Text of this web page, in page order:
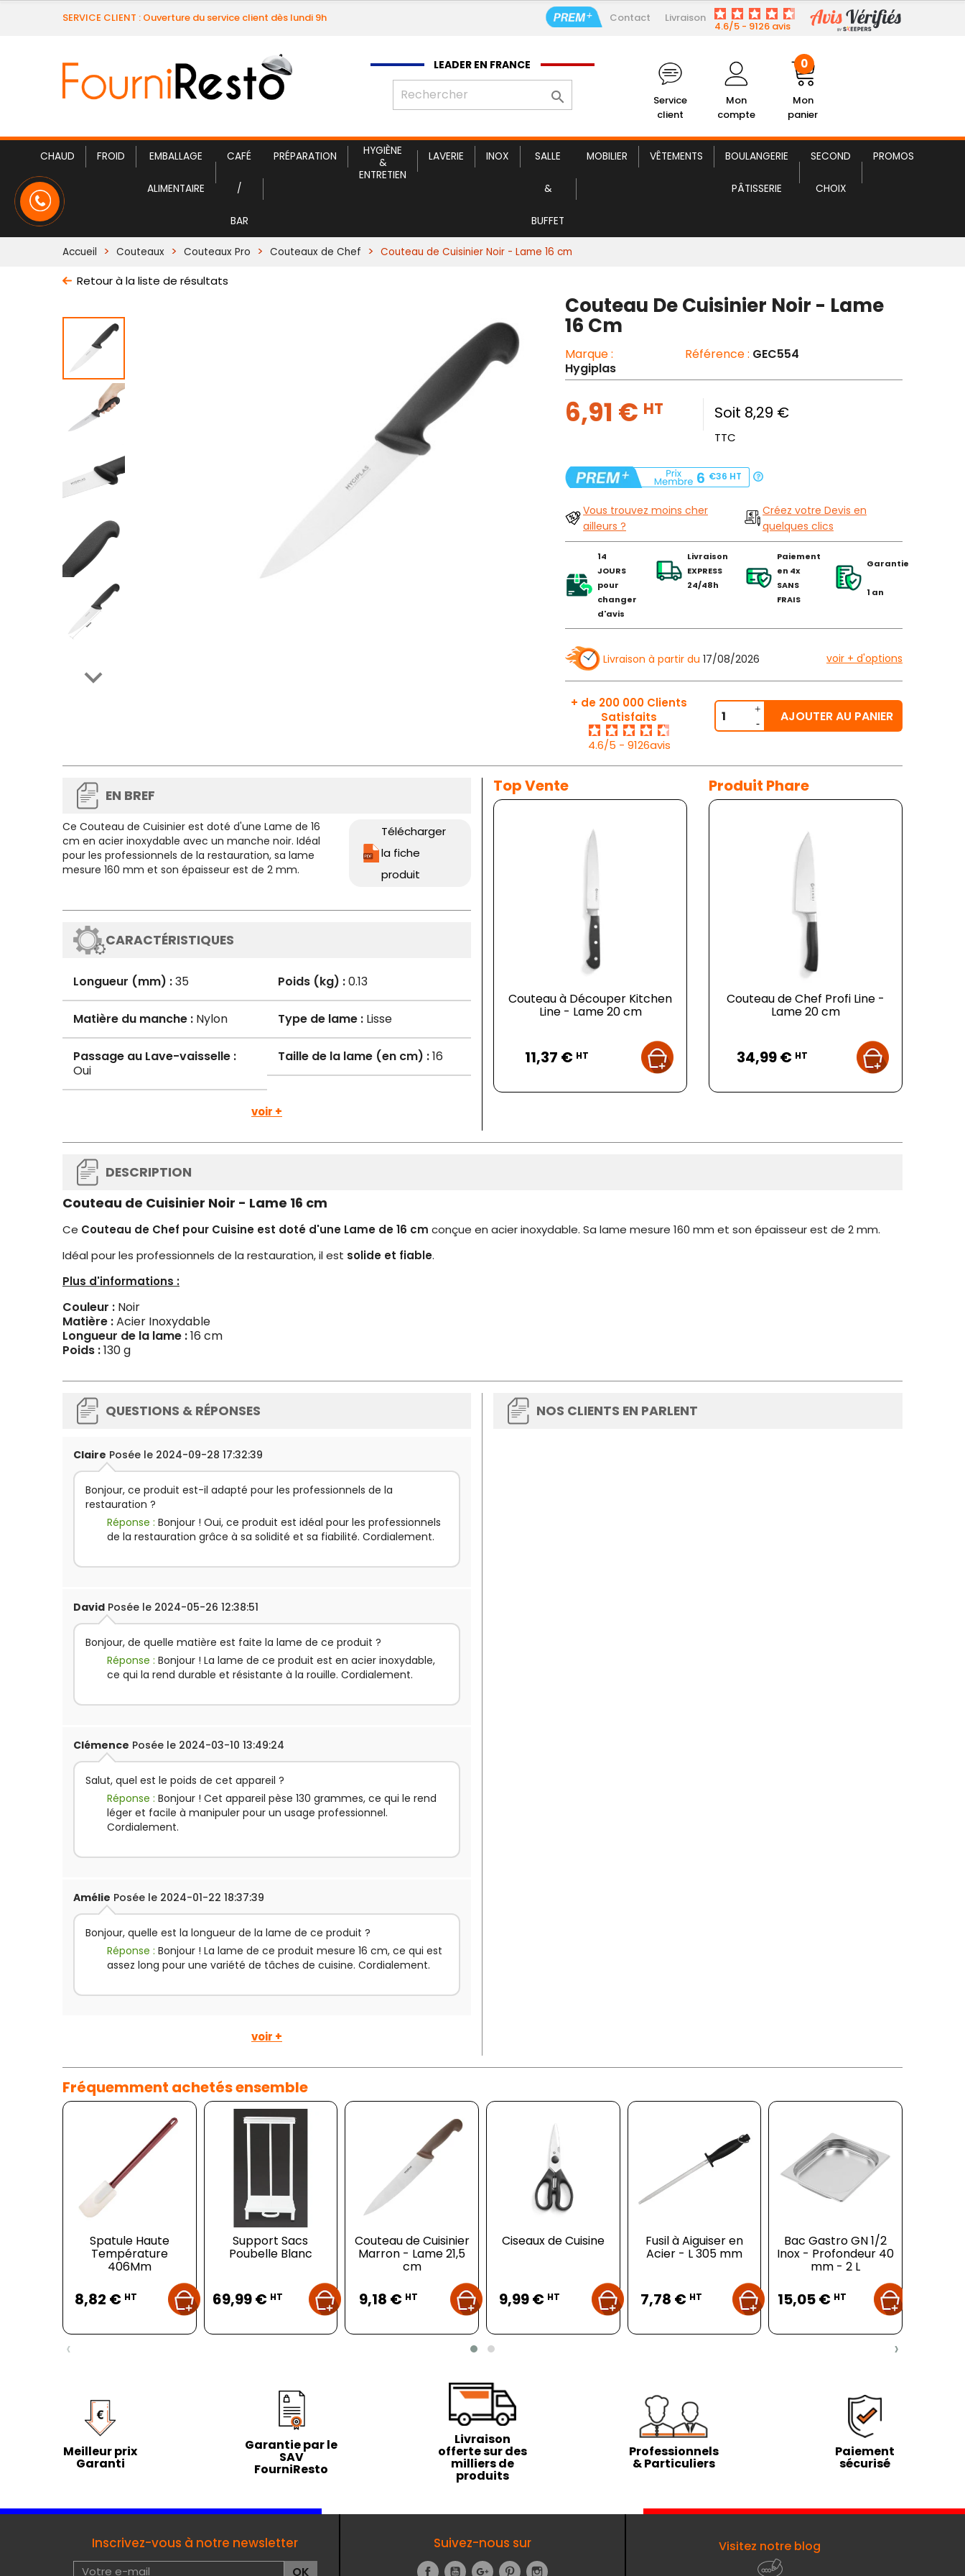
SERVICE CLIENT : Ouverture du service client dès lundi 9h Contact Livraison
4.6/5 - 9126 avis
LEADER EN FRANCE

Service
client
Mon
compte
Mon
panier
0
CHAUD FROID EMBALLAGE
ALIMENTAIRE
CAFÉ
/
BAR
PRÉPARATION
HYGIÈNE
&
ENTRETIEN
LAVERIE INOX SALLE
&
BUFFET
MOBILIER VÊTEMENTS BOULANGERIE
PÂTISSERIE
SECOND
CHOIX
PROMOS
Couteau de Cuisinier Noir 6,91 € HT
Accueil Couteaux Couteaux Pro Couteaux de Chef Couteau de Cuisinier Noir - Lame 16 cm
Retour à la liste de résultats

Couteau De Cuisinier Noir - Lame
16 Cm
Marque :
Hygiplas
Référence : GEC554
6,91 € HT Soit 8,29 €
TTC
6 €36 HT
Vous trouvez moins cher
ailleurs ?
Créez votre Devis en
quelques clics
14
JOURS
pour
changer
d'avis
Livraison
EXPRESS
24/48h
Paiement
en 4x
SANS
FRAIS
Garantie
1 an
Livraison à partir du 17/08/2026 voir + d'options
+ de 200 000 Clients
Satisfaits
4.6/5 - 9126avis
AJOUTER AU PANIER
EN BREF
Ce Couteau de Cuisinier est doté d'une Lame de 16
cm en acier inoxydable avec un manche noir. Idéal
pour les professionnels de la restauration, sa lame
mesure 160 mm et son épaisseur est de 2 mm.
Télécharger
la fiche
produit
CARACTÉRISTIQUES
Longueur (mm) :35 Poids (kg) :0.13
Matière du manche : Nylon Type de lame :Lisse
Passage au Lave-vaisselle :
Oui
Taille de la lame (en cm) :16
voir +
Top Vente
Couteau à Découper Kitchen
Line - Lame 20 cm
11,37 € HT
Produit Phare
Couteau de Chef Profi Line -
Lame 20 cm
34,99 € HT
DESCRIPTION
Couteau de Cuisinier Noir - Lame 16 cm
Ce Couteau de Chef pour Cuisine est doté d'une Lame de 16 cm conçue en acier inoxydable. Sa lame mesure 160 mm et son épaisseur est de 2 mm.
Idéal pour les professionnels de la restauration, il est solide et fiable.
Plus d'informations :
Couleur : Noir
Matière :Acier Inoxydable
Longueur de la lame :16 cm
Poids :130 g
QUESTIONS & RÉPONSES
Claire Posée le 2024-09-28 17:32:39
Bonjour, ce produit est-il adapté pour les professionnels de la
restauration ?
Réponse : Bonjour ! Oui, ce produit est idéal pour les professionnels
de la restauration grâce à sa solidité et sa fiabilité. Cordialement.
David Posée le 2024-05-26 12:38:51
Bonjour, de quelle matière est faite la lame de ce produit ?
Réponse : Bonjour ! La lame de ce produit est en acier inoxydable,
ce qui la rend durable et résistante à la rouille. Cordialement.
Clémence Posée le 2024-03-10 13:49:24
Salut, quel est le poids de cet appareil ?
Réponse : Bonjour ! Cet appareil pèse 130 grammes, ce qui le rend
léger et facile à manipuler pour un usage professionnel.
Cordialement.
Amélie Posée le 2024-01-22 18:37:39
Bonjour, quelle est la longueur de la lame de ce produit ?
Réponse : Bonjour ! La lame de ce produit mesure 16 cm, ce qui est
assez long pour une variété de tâches de cuisine. Cordialement.
voir +
NOS CLIENTS EN PARLENT
Fréquemment achetés ensemble
Spatule Haute
Température
406Mm
8,82 € HT
Support Sacs
Poubelle Blanc
69,99 € HT
Couteau de Cuisinier
Marron - Lame 21,5
cm
9,18 € HT
Ciseaux de Cuisine
9,99 € HT
Fusil à Aiguiser en
Acier - L 305 mm
7,78 € HT
Bac Gastro GN 1/2
Inox - Profondeur 40
mm - 2 L
15,05 € HT
‹ ›
Meilleur prix
Garanti
Garantie par le
SAV
FourniResto
Livraison
offerte sur des
milliers de
produits
Professionnels
& Particuliers
Paiement
sécurisé
Inscrivez-vous à notre newsletter Suivez-nous sur
Facebook
YouTubeGoogle+PinterestInstagram
Visitez notre blog